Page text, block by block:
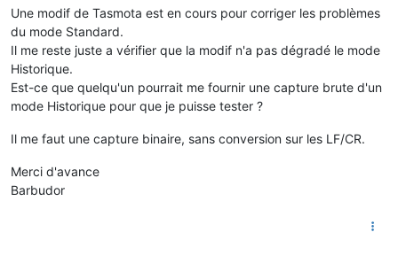
Une modif de Tasmota est en cours pour corriger les problèmes
du mode Standard.
Il me reste juste a vérifier que la modif n'a pas dégradé le mode
Historique.
Est-ce que quelqu'un pourrait me fournir une capture brute d'un
mode Historique pour que je puisse tester ?
Il me faut une capture binaire, sans conversion sur les LF/CR.
Merci d'avance
Barbudor